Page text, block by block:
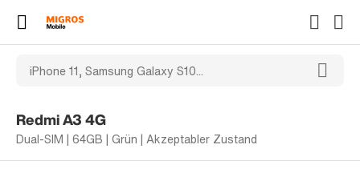
Redmi A3 4G
Dual-SIM | 64GB | Grün | Akzeptabler Zustand